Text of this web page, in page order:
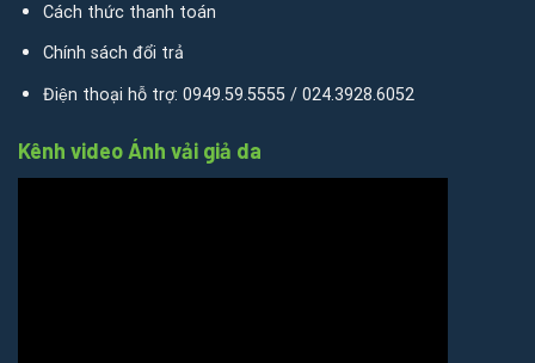
Cách thức thanh toán
Chính sách đổi trả
Điện thoại hỗ trợ: 0949.59.5555 / 024.3928.6052
Kênh video Ánh vải giả da